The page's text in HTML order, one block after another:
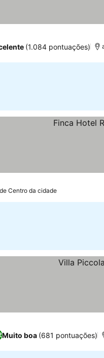
(1.084 pontuações)
Centro da cidade
Muito boa (681 pontuações)